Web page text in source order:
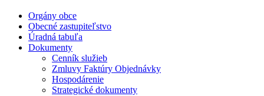
Orgány obce
Obecné zastupiteľstvo
Úradná tabuľa
Dokumenty
Cenník služieb
Zmluvy Faktúry Objednávky
Hospodárenie
Strategické dokumenty